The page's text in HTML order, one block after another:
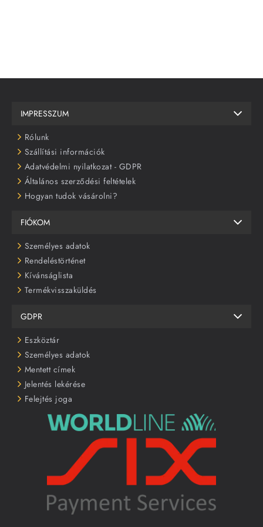
IMPRESSZUM
Rólunk
Szállítási információk
Adatvédelmi nyilatkozat - GDPR
Általános szerződési feltételek
Hogyan tudok vásárolni?
FIÓKOM
Személyes adatok
Rendeléstörténet
Kívánságlista
Termékvisszaküldés
GDPR
Eszköztár
Személyes adatok
Mentett címek
Jelentés lekérése
Felejtés joga